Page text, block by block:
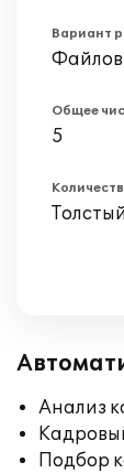
Вариант
Общее
5
Анализ
Подбор